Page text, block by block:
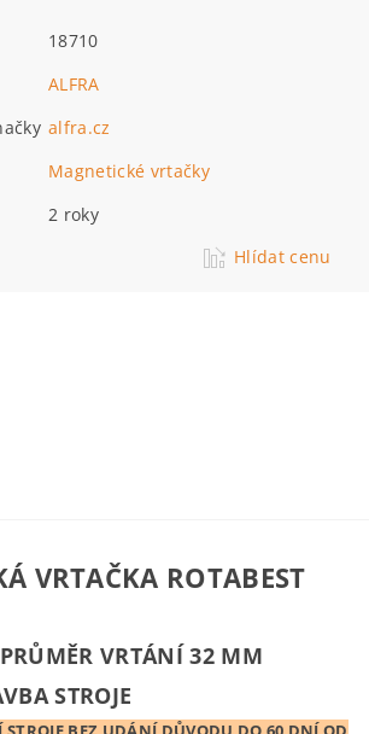
18710
ALFRA
alfra.cz
Magnetické vrtačky
2 roky
Hlídat cenu
VRTAČKA ROTABEST
VRTÁNÍ 32 MM
STROJE